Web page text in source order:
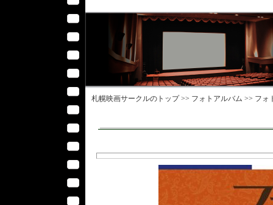
札幌映画サークルのトップ >> フォトアルバム >> フォ